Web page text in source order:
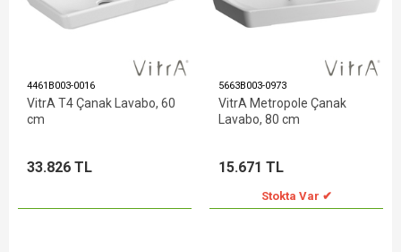
4461B003-0016
VitrA T4 Çanak Lavabo, 60
cm
33.826 TL
5663B003-0973
VitrA Metropole Çanak
Lavabo, 80 cm
15.671 TL
Stokta Var ✔